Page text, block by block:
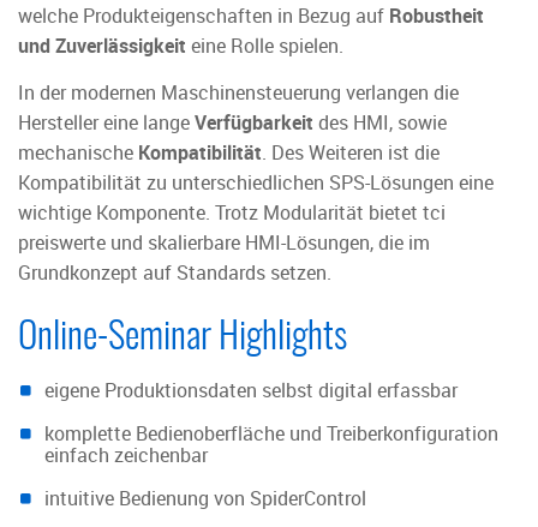
welche Produkteigenschaften in Bezug auf Robustheit
und Zuverlässigkeit eine Rolle spielen.
In der modernen Maschinensteuerung verlangen die
Hersteller eine langeVerfügbarkeit des HMI, sowie
mechanische Kompatibilität. Des Weiteren ist die
Kompatibilität zu unterschiedlichen SPS-Lösungen eine
wichtige Komponente. Trotz Modularität bietet tci
preiswerte und skalierbare HMI-Lösungen, die im
Grundkonzept auf Standards setzen.
Online-Seminar Highlights
eigene Produktionsdaten selbst digital erfassbar
komplette Bedienoberfläche und Treiberkonfiguration
einfach zeichenbar
intuitive Bedienung von SpiderControl